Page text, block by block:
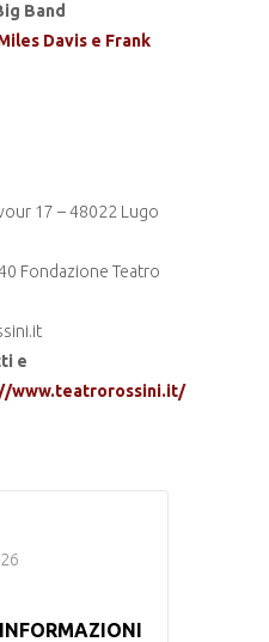
Band
Davis e Frank
17 – 48022 Lugo
Fondazione Teatro
e
www.teatrorossini.it/